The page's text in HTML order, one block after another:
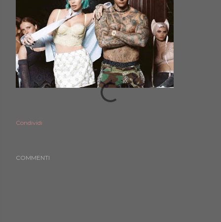
Condividi
COMMENTI